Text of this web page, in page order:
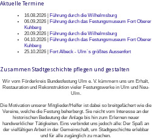
Aktuelle Termine
16.08.2026 |
Führung durch die Wilhelmsburg
06.09.2026 |
Führung durch das Festungsmuseum Fort Oberer
Kuhberg
20.09.2026 |
Führung durch die Wilhelmsburg
04.10.2026 |
Führung durch das Festungsmuseum Fort Oberer
Kuhberg
25.10.2026 |
Fort Albeck - Ulm`s größtes Aussenfort
Zusammen Stadtgeschichte pflegen und gestalten
Wir vom Förderkreis Bundesfestung Ulm e. V. kümmern uns um Erhalt,
Restauration und Rekonstruktion vieler Festungswerke in Ulm und Neu-
Ulm.
Die Motivation unserer Mitglieder/Helfer ist dabei so breitgefächert wie die
Vereine, welche die Festung beherbergt. Sie reicht vom Interesse an der
historischen Bedeutung der Anlage bis hin zum Erlernen neuer
handwerklicher Tätigkeiten. Eins verbindet uns jedoch alle: Der Spaß an
der vielfältigen Arbeit in der Gemeinschaft, um Stadtgeschichte erlebbar
und für alle zugänglich zu machen.